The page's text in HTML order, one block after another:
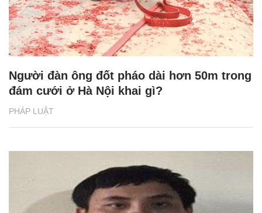
PHÁP LUẬT
Người đàn ông đốt pháo dài hơn 50m trong
đám cưới ở Hà Nội khai gì?